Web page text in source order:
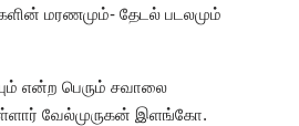
மரணமும்- தேடல் படலமும்
என்ற பெரும் சவாலை
வேல்முருகன் இளங்கோ.